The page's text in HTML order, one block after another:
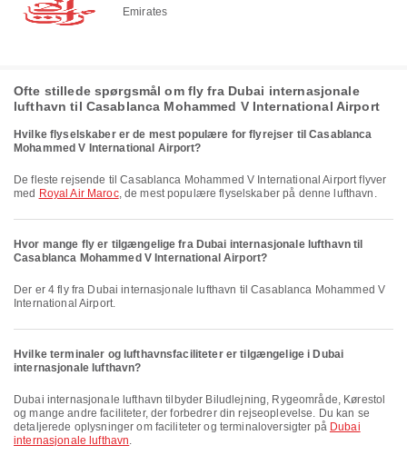
Emirates
Ofte stillede spørgsmål om fly fra Dubai internasjonale
lufthavn til Casablanca Mohammed V International Airport
Hvilke flyselskaber er de mest populære for flyrejser til Casablanca
Mohammed V International Airport?
De fleste rejsende til Casablanca Mohammed V International Airport flyver
med Royal Air Maroc, de mest populære flyselskaber på denne lufthavn.
Hvor mange fly er tilgængelige fra Dubai internasjonale lufthavn til
Casablanca Mohammed V International Airport?
Der er 4 fly fra Dubai internasjonale lufthavn til Casablanca Mohammed V
International Airport.
Hvilke terminaler og lufthavnsfaciliteter er tilgængelige i Dubai
internasjonale lufthavn?
Dubai internasjonale lufthavn tilbyder Biludlejning, Rygeområde, Kørestol
og mange andre faciliteter, der forbedrer din rejseoplevelse. Du kan se
detaljerede oplysninger om faciliteter og terminaloversigter på Dubai
internasjonale lufthavn.